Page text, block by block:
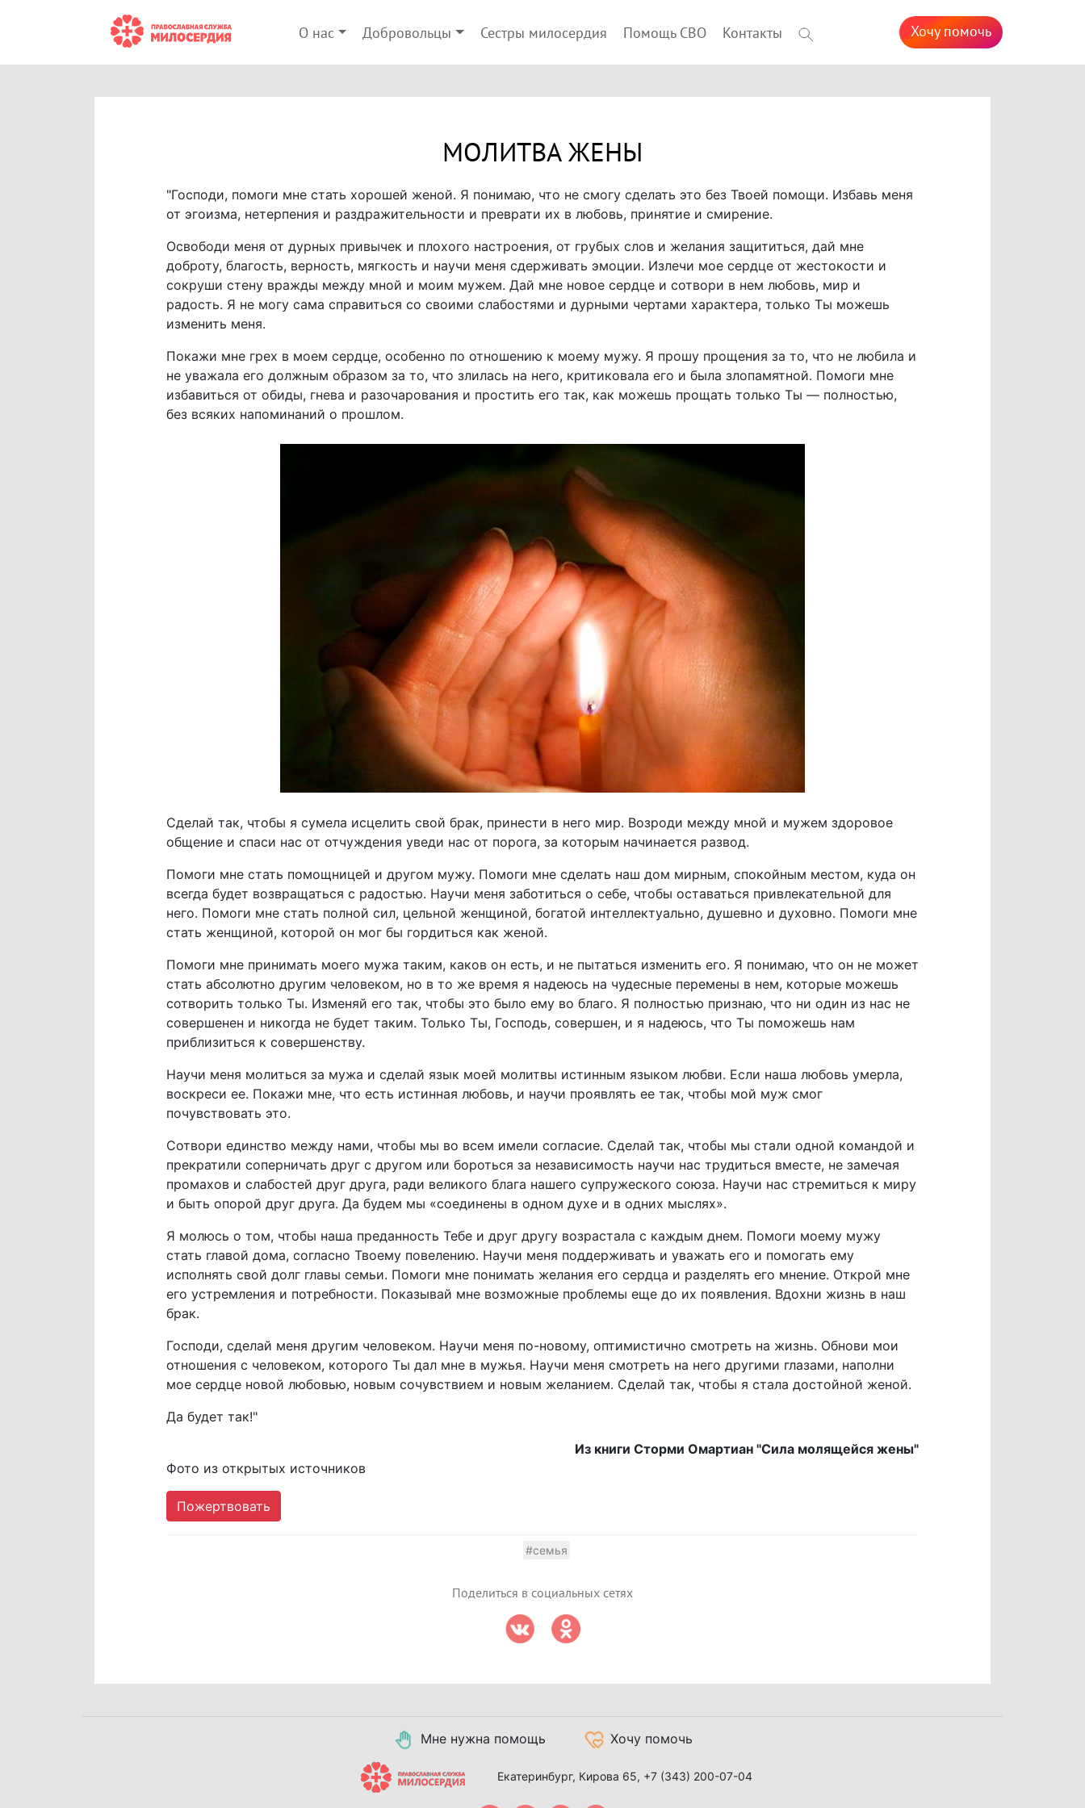
О нас Добровольцы Сестры милосердия Помощь СВО Контакты Хочу помочь
МОЛИТВА ЖЕНЫ
"Господи, помоги мне стать хорошей женой. Я понимаю, что не смогу сделать это без Твоей помощи. Избавь меня
от эгоизма, нетерпения и раздражительности и преврати их в любовь, принятие и смирение.
Освободи меня от дурных привычек и плохого настроения, от грубых слов и желания защититься, дай мне
доброту, благость, верность, мягкость и научи меня сдерживать эмоции. Излечи мое сердце от жестокости и
сокруши стену вражды между мной и моим мужем. Дай мне новое сердце и сотвори в нем любовь, мир и
радость. Я не могу сама справиться со своими слабостями и дурными чертами характера, только Ты можешь
изменить меня.
Покажи мне грех в моем сердце, особенно по отношению к моему мужу. Я прошу прощения за то, что не любила и
не уважала его должным образом за то, что злилась на него, критиковала его и была злопамятной. Помоги мне
избавиться от обиды, гнева и разочарования и простить его так, как можешь прощать только Ты — полностью,
без всяких напоминаний о прошлом.
Сделай так, чтобы я сумела исцелить свой брак, принести в него мир. Возроди между мной и мужем здоровое
общение и спаси нас от отчуждения уведи нас от порога, за которым начинается развод.
Помоги мне стать помощницей и другом мужу. Помоги мне сделать наш дом мирным, спокойным местом, куда он
всегда будет возвращаться с радостью. Научи меня заботиться о себе, чтобы оставаться привлекательной для
него. Помоги мне стать полной сил, цельной женщиной, богатой интеллектуально, душевно и духовно. Помоги мне
стать женщиной, которой он мог бы гордиться как женой.
Помоги мне принимать моего мужа таким, каков он есть, и не пытаться изменить его. Я понимаю, что он не может
стать абсолютно другим человеком, но в то же время я надеюсь на чудесные перемены в нем, которые можешь
сотворить только Ты. Изменяй его так, чтобы это было ему во благо. Я полностью признаю, что ни один из нас не
совершенен и никогда не будет таким. Только Ты, Господь, совершен, и я надеюсь, что Ты поможешь нам
приблизиться к совершенству.
Научи меня молиться за мужа и сделай язык моей молитвы истинным языком любви. Если наша любовь умерла,
воскреси ее. Покажи мне, что есть истинная любовь, и научи проявлять ее так, чтобы мой муж смог
почувствовать это.
Сотвори единство между нами, чтобы мы во всем имели согласие. Сделай так, чтобы мы стали одной командой и
прекратили соперничать друг с другом или бороться за независимость научи нас трудиться вместе, не замечая
промахов и слабостей друг друга, ради великого блага нашего супружеского союза. Научи нас стремиться к миру
и быть опорой друг друга. Да будем мы «соединены в одном духе и в одних мыслях».
Я молюсь о том, чтобы наша преданность Тебе и друг другу возрастала с каждым днем. Помоги моему мужу
стать главой дома, согласно Твоему повелению. Научи меня поддерживать и уважать его и помогать ему
исполнять свой долг главы семьи. Помоги мне понимать желания его сердца и разделять его мнение. Открой мне
его устремления и потребности. Показывай мне возможные проблемы еще до их появления. Вдохни жизнь в наш
брак.
Господи, сделай меня другим человеком. Научи меня по-новому, оптимистично смотреть на жизнь. Обнови мои
отношения с человеком, которого Ты дал мне в мужья. Научи меня смотреть на него другими глазами, наполни
мое сердце новой любовью, новым сочувствием и новым желанием. Сделай так, чтобы я стала достойной женой.
Да будет так!"
Из книги Сторми Омартиан "Сила молящейся жены"
Фото из открытых источников
Пожертвовать
#семья
Поделиться в социальных сетях
Мне нужна помощь Хочу помочь
Екатеринбург, Кирова 65, +7 (343) 200-07-04